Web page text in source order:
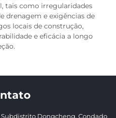
tais como irregularidades
drenagem e exigências de
locais de construção,
e eficácia a longo
Subdistrito Dongcheng, Condado